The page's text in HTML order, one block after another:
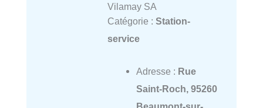
Vilamay SA
Catégorie : Station-
service
Adresse : Rue
Saint-Roch, 95260